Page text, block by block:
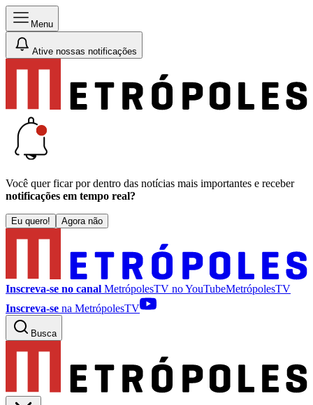
Menu
Ative nossas notificações
Você quer ficar por dentro das notícias mais importantes e receber
notificações em tempo real?
Eu quero! Agora não
Inscreva-se no canal MetrópolesTV noYouTubeMetrópolesTV
Inscreva-se na MetrópolesTV
Busca